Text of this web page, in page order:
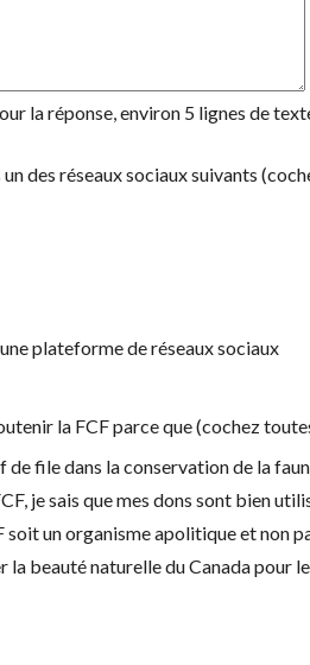
la réponse, environ 5 lignes de
un des réseaux sociaux suivants
plateforme de réseaux sociaux
la FCF parce que (cochez
de file dans la conservation de la
je sais que mes dons sont bien
soit un organisme apolitique et non
la beauté naturelle du Canada pour